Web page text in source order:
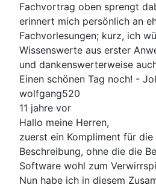
Fachvortrag oben sprengt
erinnert mich persönlich an
Fachvorlesungen; kurz, ich
Wissenswerte aus erster
und dankenswerterweise
Einen schönen Tag noch! -
wolfgang520
11 jahre vor
Hallo meine Herren,
zuerst ein Kompliment für die
Beschreibung, ohne die die
Software wohl zum
Nun habe ich in diesem